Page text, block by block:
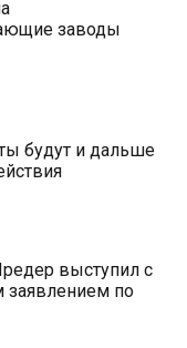
заводы
будут и дальше
выступил с
заявлением по